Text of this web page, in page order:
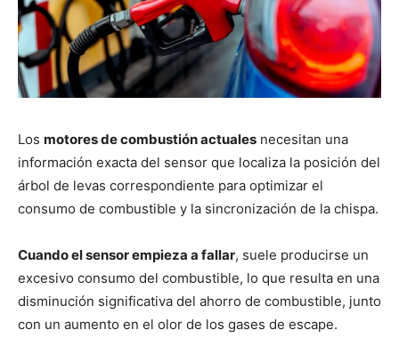
Los motores de combustión actuales necesitan una
información exacta del sensor que localiza la posición del
árbol de levas correspondiente para optimizar el
consumo de combustible y la sincronización de la chispa.
Cuando el sensor empieza a fallar, suele producirse un
excesivo consumo del combustible, lo que resulta en una
disminución significativa del ahorro de combustible, junto
con un aumento en el olor de los gases de escape.